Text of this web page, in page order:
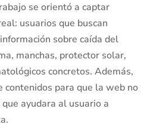
se orientó a captar
usuarios que buscan
sobre caída del
manchas, protector solar,
concretos. Además,
contenidos para que la web no
ayudara al usuario a